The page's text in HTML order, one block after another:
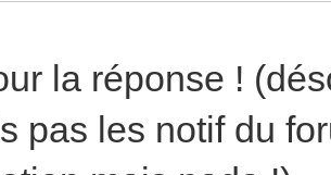
la réponse !
pas les notif du